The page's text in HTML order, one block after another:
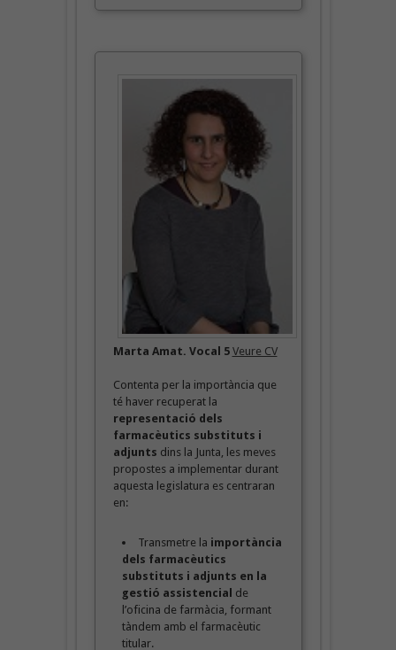
Marta Amat. Vocal 5 Veure CV
Contenta per la importància que
té haver recuperat la
representació dels
farmacèutics substituts i
adjunts dins la Junta, les meves
propostes a implementar durant
aquesta legislatura es centraran
en:
Transmetre la importància
dels farmacèutics
substituts i adjunts en la
gestió assistencial de
l’oficina de farmàcia, formant
tàndem amb el farmacèutic
titular.